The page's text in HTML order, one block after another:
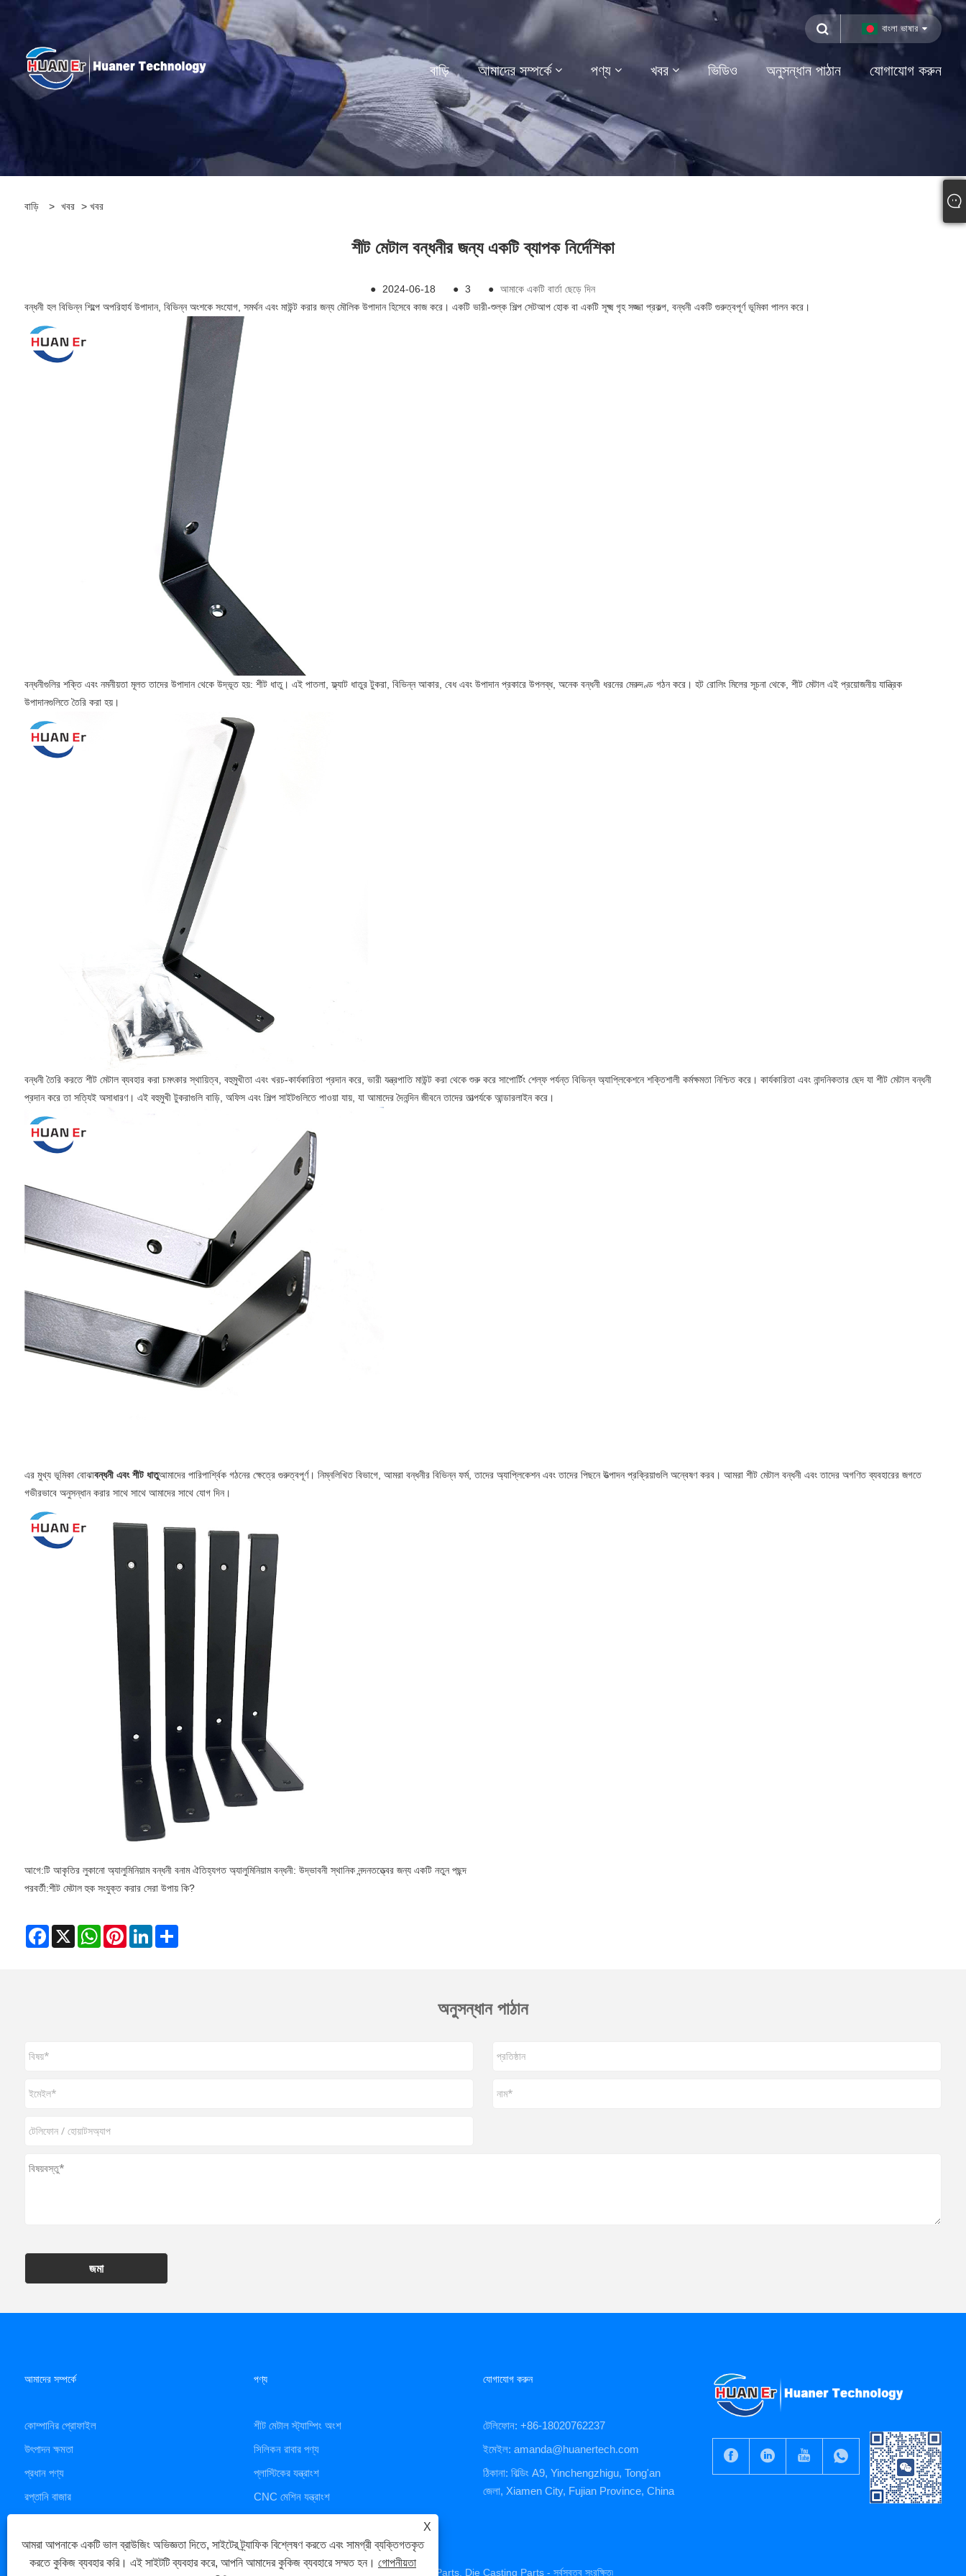
বাংলা ভাষার
বাড়ি আমাদের সম্পর্কে পণ্য খবর ভিডিও অনুসন্ধান পাঠান যোগাযোগ করুন
বাড়ি > খবর > খবর
শীট মেটাল বন্ধনীর জন্য একটি ব্যাপক নির্দেশিকা
● 2024-06-18 ● 3 ● আমাকে একটি বার্তা ছেড়ে দিন
বন্ধনী হল বিভিন্ন শিল্পে অপরিহার্য উপাদান, বিভিন্ন অংশকে সংযোগ, সমর্থন এবং মাউন্ট করার জন্য মৌলিক উপাদান হিসেবে কাজ করে। একটি ভারী-শুল্ক শিল্প সেটআপ হোক বা একটি সূক্ষ্ম গৃহ সজ্জা প্রকল্প, বন্ধনী একটি গুরুত্বপূর্ণ ভূমিকা পালন করে।
বন্ধনীগুলির শক্তি এবং নমনীয়তা মূলত তাদের উপাদান থেকে উদ্ভূত হয়: শীট ধাতু। এই পাতলা, ফ্ল্যাট ধাতুর টুকরা, বিভিন্ন আকার, বেধ এবং উপাদান প্রকারে উপলব্ধ, অনেক বন্ধনী ধরনের মেরুদণ্ড গঠন করে। হট রোলিং মিলের সূচনা থেকে, শীট মেটাল এই প্রয়োজনীয় যান্ত্রিক
উপাদানগুলিতে তৈরি করা হয়।
বন্ধনী তৈরি করতে শীট মেটাল ব্যবহার করা চমৎকার স্থায়িত্ব, বহুমুখীতা এবং খরচ-কার্যকারিতা প্রদান করে, ভারী যন্ত্রপাতি মাউন্ট করা থেকে শুরু করে সাপোর্টিং শেল্ফ পর্যন্ত বিভিন্ন অ্যাপ্লিকেশনে শক্তিশালী কর্মক্ষমতা নিশ্চিত করে। কার্যকারিতা এবং নান্দনিকতার ছেদ যা শীট মেটাল বন্ধনী
প্রদান করে তা সত্যিই অসাধারণ। এই বহুমুখী টুকরাগুলি বাড়ি, অফিস এবং শিল্প সাইটগুলিতে পাওয়া যায়, যা আমাদের দৈনন্দিন জীবনে তাদের তাত্পর্যকে আন্ডারলাইন করে।
এর মুখ্য ভূমিকা বোঝাবন্ধনী এবং শীট ধাতুআমাদের পারিপার্শ্বিক গঠনের ক্ষেত্রে গুরুত্বপূর্ণ। নিম্নলিখিত বিভাগে, আমরা বন্ধনীর বিভিন্ন ফর্ম, তাদের অ্যাপ্লিকেশন এবং তাদের পিছনে উত্পাদন প্রক্রিয়াগুলি অন্বেষণ করব। আমরা শীট মেটাল বন্ধনী এবং তাদের অগণিত ব্যবহারের জগতে
গভীরভাবে অনুসন্ধান করার সাথে সাথে আমাদের সাথে যোগ দিন।
আগে:টি আকৃতির লুকানো অ্যালুমিনিয়াম বন্ধনী বনাম ঐতিহ্যগত অ্যালুমিনিয়াম বন্ধনী: উদ্ভাবনী স্থানিক নন্দনতত্ত্বের জন্য একটি নতুন পছন্দ
পরবর্তী:শীট মেটাল হুক সংযুক্ত করার সেরা উপায় কি?
Facebook
X WhatsAppPinterestLinkedInShare
অনুসন্ধান পাঠান
জমা
আমাদের সম্পর্কে
কোম্পানির প্রোফাইল
উৎপাদন ক্ষমতা
প্রধান পণ্য
রপ্তানি বাজার
পণ্য
শীট মেটাল স্ট্যাম্পিং অংশ
সিলিকন রাবার পণ্য
প্লাস্টিকের যন্ত্রাংশ
CNC মেশিন যন্ত্রাংশ
যোগাযোগ করুন
টেলিফোন: +86-18020762237
ইমেইল: amanda@huanertech.com
ঠিকানা: বিল্ডিং A9, Yinchengzhigu, Tong'an
জেলা, Xiamen City, Fujian Province, China
কপিরাইট © 2023 Xiamen Huaner Technology Co., Ltd - CNC Machine Parts, CNC Machining Parts, Die Casting Parts - সর্বস্বত্ব সংরক্ষিত৷
X
আমরা আপনাকে একটি ভাল ব্রাউজিং অভিজ্ঞতা দিতে, সাইটের ট্র্যাফিক বিশ্লেষণ করতে এবং সামগ্রী ব্যক্তিগতকৃত
করতে কুকিজ ব্যবহার করি। এই সাইটটি ব্যবহার করে, আপনি আমাদের কুকিজ ব্যবহারে সম্মত হন। গোপনীয়তা